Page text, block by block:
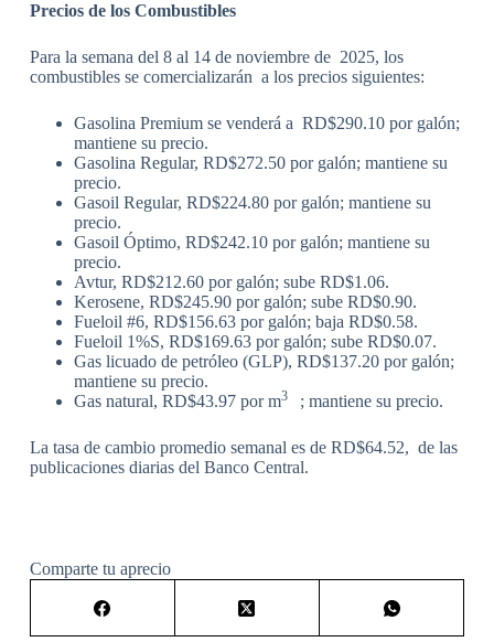
Precios de los Combustibles
Para la semana del 8 al 14 de noviembre de 2025, los
combustibles se comercializarán a los precios siguientes:
Gasolina Premium se venderá a RD$290.10 por galón;
mantiene su precio.
Gasolina Regular, RD$272.50 por galón; mantiene su
precio.
Gasoil Regular, RD$224.80 por galón; mantiene su
precio.
Gasoil Óptimo, RD$242.10 por galón; mantiene su
precio.
Avtur, RD$212.60 por galón; sube RD$1.06.
Kerosene, RD$245.90 por galón; sube RD$0.90.
Fueloil #6, RD$156.63 por galón; baja RD$0.58.
Fueloil 1%S, RD$169.63 por galón; sube RD$0.07.
Gas licuado de petróleo (GLP), RD$137.20 por galón;
mantiene su precio.
Gas natural, RD$43.97 por m3 ; mantiene su precio.
La tasa de cambio promedio semanal es de RD$64.52, de las
publicaciones diarias del Banco Central.
Comparte tu aprecio